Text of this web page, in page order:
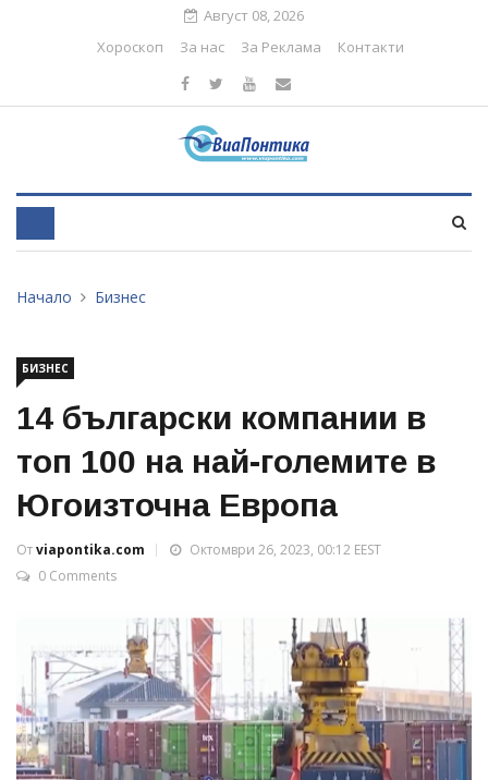
Август 08, 2026
Хороскоп
За нас За Реклама Контакти
Начало Бизнес
БИЗНЕС
14 български компании в
топ 100 на най-големите в
Югоизточна Европа
Отviapontika.com
Октомври 26, 2023, 00:12 EEST
0 Comments